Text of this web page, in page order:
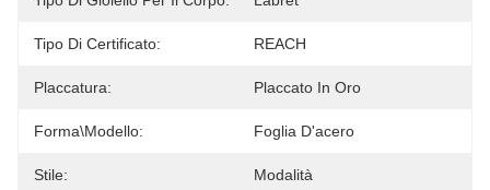
Tipo Di Certificato: REACH
Placcatura: Placcato In Oro
Forma\modello: Foglia D'acero
Stile: Modalità